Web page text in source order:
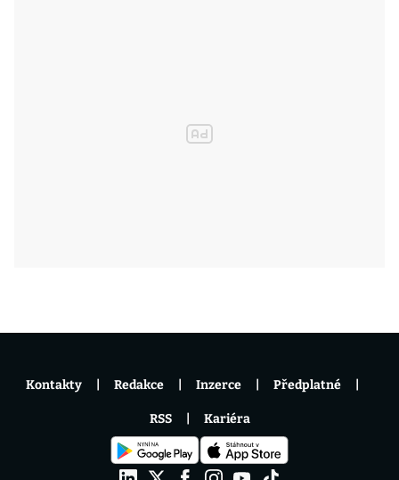
Kontakty Redakce Inzerce Předplatné
RSS Kariéra